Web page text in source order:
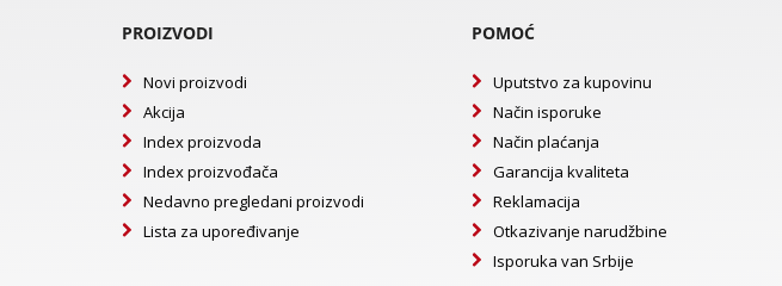
PROIZVODI
Novi proizvodi
Akcija
Index proizvoda
Index proizvođača
Nedavno pregledani proizvodi
Lista za upoređivanje
POMOĆ
Uputstvo za kupovinu
Način isporuke
Način plaćanja
Garancija kvaliteta
Reklamacija
Otkazivanje narudžbine
Isporuka van Srbije